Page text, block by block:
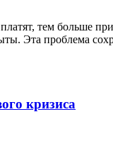
тем больше
Эта проблема
кризиса